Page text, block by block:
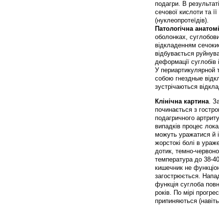
подагри. В
сечової кислоти та
(нуклеопротеїдів).
Патологічна
оболонках,
відкладенням
відбувається
деформації суглобів
У периартикулярной
собою гнездные
зустрічаються
Клінічна картина.
починається з
подагричного
випадків процес
можуть уражатися й
жорстокі болі в
дотик, темно-
температура до 38-
кишечник не
загострюється.
функція суглоба
років. По мірі
припиняються